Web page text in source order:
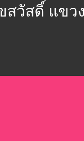
สวัสดิ์ แขว